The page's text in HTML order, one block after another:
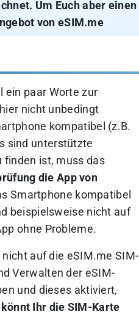
Um Euch aber einen
von eSIM.me
ein paar Worte zur
nicht unbedingt
kompatibel (z.B.
sind unterstützte
finden ist, muss das
die App von
Smartphone kompatibel
beispielsweise nicht auf
ohne Probleme.
auf die eSIM.me SIM-
Verwalten der eSIM-
und dieses aktiviert,
Ihr die SIM-Karte